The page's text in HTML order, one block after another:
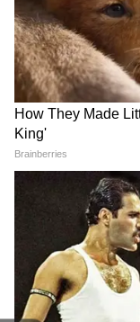
3
8